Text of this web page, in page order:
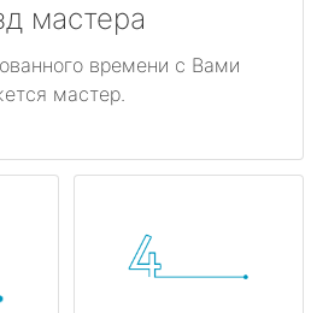
мастера
времени с Вами
мастер.